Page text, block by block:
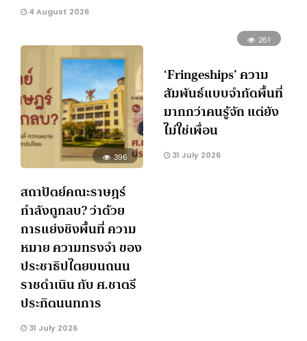
4 August 2026
396
สถาปัตย์คณะราษฎร์
กำลังถูกลบ? ว่าด้วย
การแย่งชิงพื้นที่ ความ
หมาย ความทรงจำ ของ
ประชาธิปไตยบนถนน
ราชดำเนิน กับ ศ.ชาตรี
ประกิตนนทการ
31 July 2026
261
‘Fringeships’ ความ
สัมพันธ์แบบจำกัดพื้นที่
มากกว่าคนรู้จัก แต่ยัง
ไม่ใช่เพื่อน
31 July 2026